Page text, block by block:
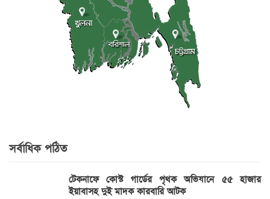
সর্বাধিক পঠিত
টেকনাফে কোস্ট গার্ডের পৃথক অভিযানে ৫৫ হাজার
ইয়াবাসহ দুই মাদক কারবারি আটক